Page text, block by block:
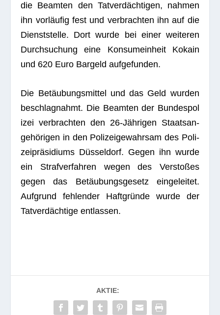
die Beam­ten den Tat­ver­däch­ti­gen, nah­men
ihn vor­läu­fig fest und ver­brach­ten ihn auf die
Dienst­stelle. Dort wurde bei einer wei­te­ren
Durch­su­chung eine Kon­sum­ein­heit Kokain
und 620 Euro Bar­geld aufgefunden.
Die Betäu­bungs­mit­tel und das Geld wur­den
beschlag­nahmt. Die Beam­ten der Bun­des­po­l
i­zei ver­brach­ten den 26-Jäh­ri­gen Staats­an­
ge­hö­ri­gen in den Poli­zei­ge­wahr­sam des Poli­
zei­prä­si­di­ums Düs­sel­dorf. Gegen ihn wurde
ein Straf­ver­fah­ren wegen des Ver­sto­ßes
gegen das Betäu­bungs­ge­setz ein­ge­lei­tet.
Auf­grund feh­len­der Haft­gründe wurde der
Tat­ver­däch­tige entlassen.
AKTIE: